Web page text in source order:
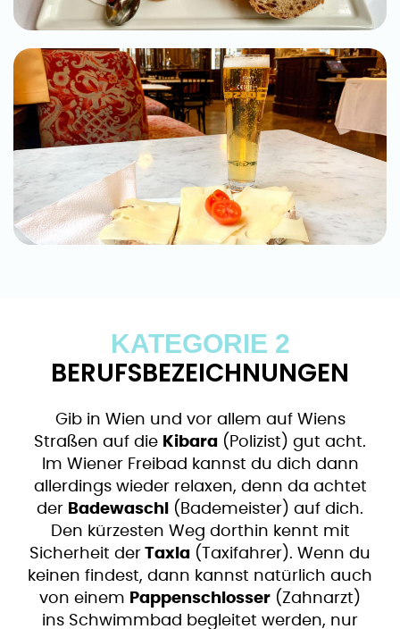
KATEGORIE 2
BERUFSBEZEICHNUNGEN
Gib in Wien und vor allem auf Wiens
Straßen auf die Kibara (Polizist) gut acht.
Im Wiener Freibad kannst du dich dann
allerdings wieder relaxen, denn da achtet
der Badewaschl
(Bademeister) auf dich.
Den kürzesten Weg dorthin kennt mit
Sicherheit der Taxla (Taxifahrer). Wenn du
keinen findest, dann kannst natürlich auch
von einem Pappenschlosser (Zahnarzt)
ins Schwimmbad begleitet werden, nur